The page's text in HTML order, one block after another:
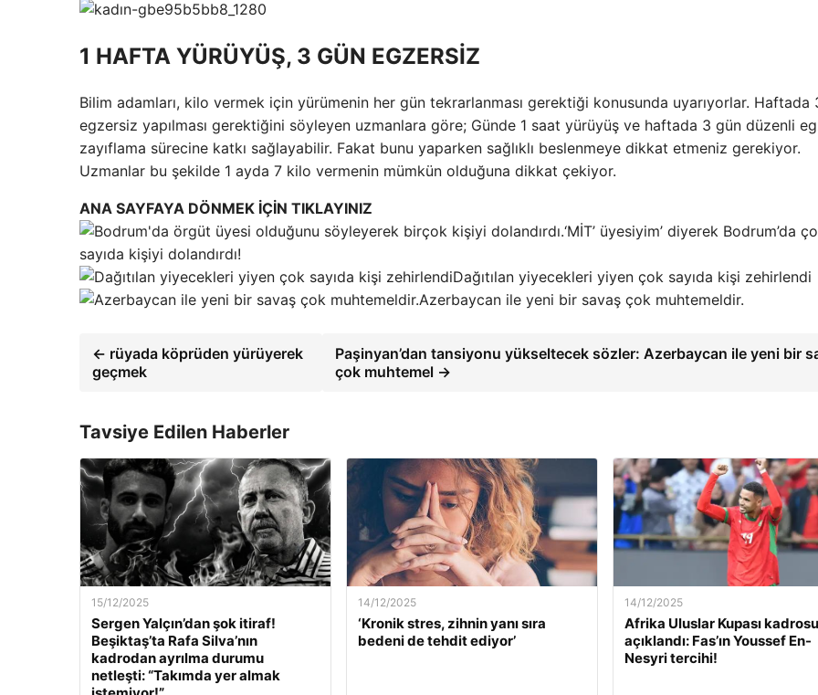
1 HAFTA YÜRÜYÜŞ, 3 GÜN EGZERSİZ
Bilim adamları, kilo vermek için yürümenin her gün tekrarlanması gerektiği konusunda uyarıyorlar. Haftada
egzersiz yapılması gerektiğini söyleyen uzmanlara göre; Günde 1 saat yürüyüş ve haftada 3 gün düzenli
zayıflama sürecine katkı sağlayabilir. Fakat bunu yaparken sağlıklı beslenmeye dikkat etmeniz gerekiyor.
Uzmanlar bu şekilde 1 ayda 7 kilo vermenin mümkün olduğuna dikkat çekiyor.
ANA SAYFAYA DÖNMEK İÇİN TIKLAYINIZ
‘MİT’ üyesiyim’ diyerek Bodrum’da
sayıda kişiyi dolandırdı!
Dağıtılan yiyecekleri yiyen çok sayıda kişi zehirlendi
Azerbaycan ile yeni bir savaş çok muhtemeldir.
← rüyada köprüden yürüyerek
geçmek
Paşinyan’dan tansiyonu yükseltecek sözler: Azerbaycan ile yeni bir
çok muhtemel →
Tavsiye Edilen Haberler
15/12/2025
Sergen Yalçın’dan şok itiraf!
Beşiktaş’ta Rafa Silva’nın
kadrodan ayrılma durumu
netleşti: “Takımda yer almak
14/12/2025
‘Kronik stres, zihnin yanı sıra
bedeni de tehdit ediyor’
14/12/2025
Afrika Uluslar Kupası kadrosu
açıklandı: Fas’ın Youssef En-
Nesyri tercihi!